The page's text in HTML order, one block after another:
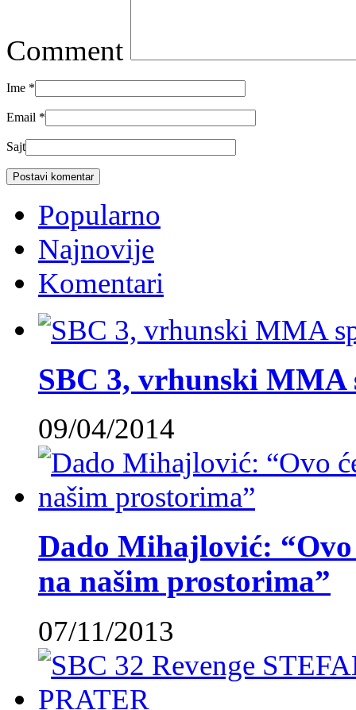
Comment
Ime *
Email *
Sajt
Popularno
Najnovije
Komentari
SBC 3, vrhunski MMA
09/04/2014
Dado Mihajlović:
na našim prostorima”
07/11/2013